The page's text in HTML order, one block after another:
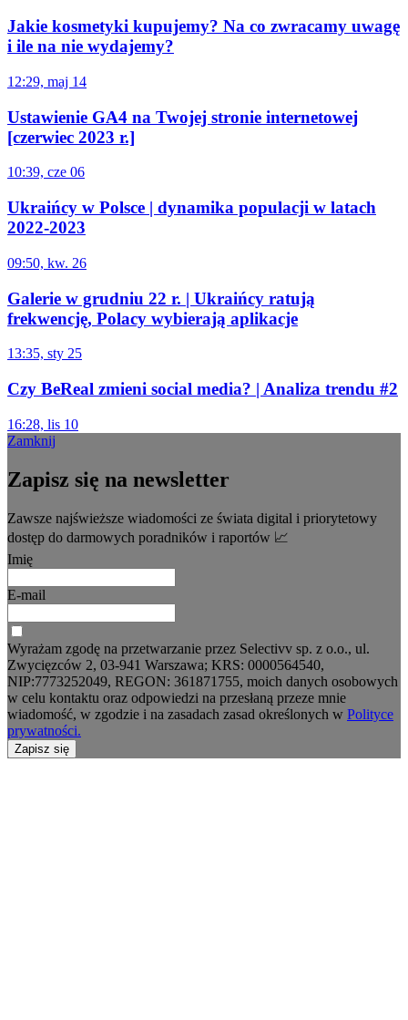
Jakie kosmetyki kupujemy? Na co zwracamy uwagę
i ile na nie wydajemy?
12:29, maj 14
Ustawienie GA4 na Twojej stronie internetowej
[czerwiec 2023 r.]
10:39, cze 06
Ukraińcy w Polsce | dynamika populacji w latach
2022-2023
09:50, kw. 26
Galerie w grudniu 22 r. | Ukraińcy ratują
frekwencję, Polacy wybierają aplikacje
13:35, sty 25
Czy BeReal zmieni social media? | Analiza trendu #2
16:28, lis 10
Zamknij
Zapisz się na newsletter
Zawsze najświeższe wiadomości ze świata digital i priorytetowy
dostęp do darmowych poradników i raportów 📈
Imię
E-mail
Wyrażam zgodę na przetwarzanie przez Selectivv sp. z o.o., ul.
Zwycięzców 2, 03-941 Warszawa; KRS: 0000564540,
NIP:7773252049, REGON: 361871755, moich danych osobowych
w celu kontaktu oraz odpowiedzi na przesłaną przeze mnie
wiadomość, w zgodzie i na zasadach zasad określonych w Polityce
prywatności.
Zapisz się